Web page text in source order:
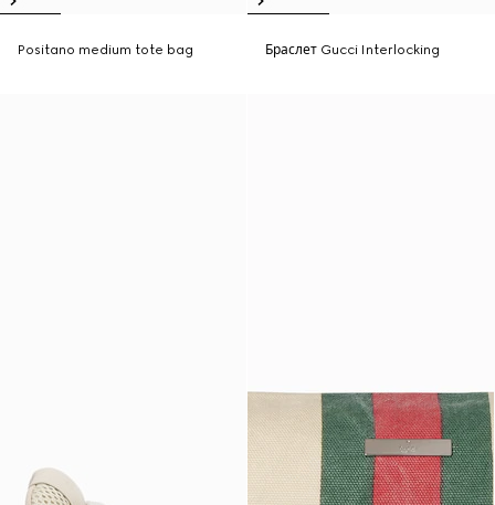
Positano medium tote bag Браслет Gucci Interlocking